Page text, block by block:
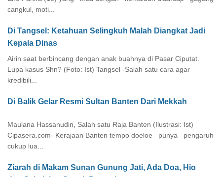
cangkul, moti...
Di Tangsel: Ketahuan Selingkuh Malah Diangkat Jadi
Kepala Dinas
Airin saat berbincang dengan anak buahnya di Pasar Ciputat.
Lupa kasus Shn? (Foto: Ist) Tangsel -Salah satu cara agar
kredibili...
Di Balik Gelar Resmi Sultan Banten Dari Mekkah
Maulana Hassanudin, Salah satu Raja Banten (Ilustrasi: Ist)
Cipasera.com- Kerajaan Banten tempo doeloe punya pengaruh
cukup lua...
Ziarah di Makam Sunan Gunung Jati, Ada Doa, Hio